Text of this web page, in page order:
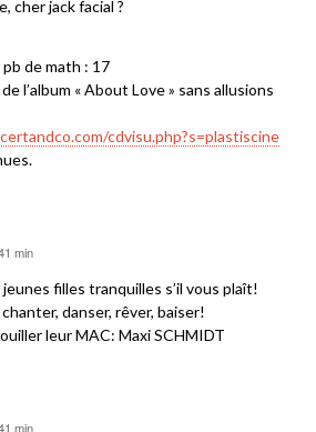
cher jack facial ?
de math : 17
l’album « About Love » sans allusions
cdvisu.php?s=plastiscine
min
filles tranquilles s’il vous plaît!
danser, rêver, baiser!
leur MAC: Maxi SCHMIDT
min